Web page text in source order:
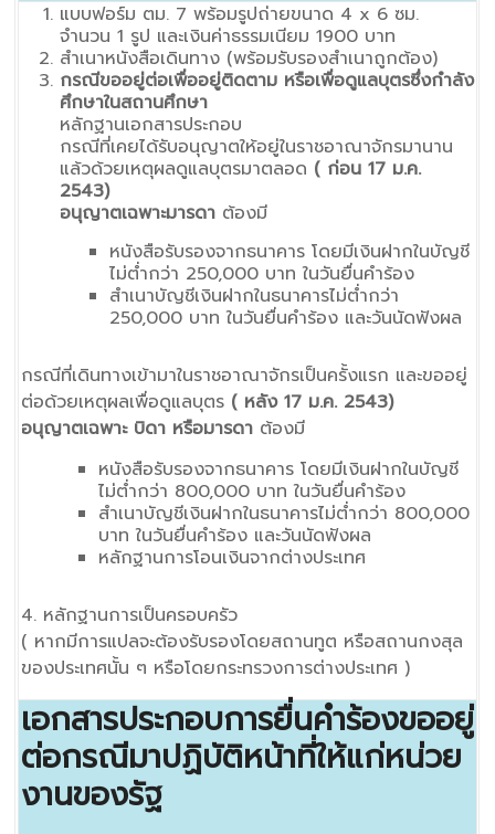
แบบฟอร์ม ตม. 7 พร้อมรูปถ่ายขนาด 4 x 6 ซม.
จำนวน 1 รูป และเงินค่าธรรมเนียม 1900 บาท
สำเนาหนังสือเดินทาง (พร้อมรับรองสำเนาถูกต้อง)
กรณีขออยู่ต่อเพื่ออยู่ติดตาม หรือเพื่อดูแลบุตรซึ่งกำลัง
ศึกษาในสถานศึกษา
หลักฐานเอกสารประกอบ
กรณีที่เคยได้รับอนุญาตให้อยู่ในราชอาณาจักรมานาน
แล้วด้วยเหตุผลดูแลบุตรมาตลอด ( ก่อน 17 ม.ค.
2543)
อนุญาตเฉพาะมารดา ต้องมี
หนังสือรับรองจากธนาคาร โดยมีเงินฝากในบัญชี
ไม่ต่ำกว่า 250,000 บาท ในวันยื่นคำร้อง
สำเนาบัญชีเงินฝากในธนาคารไม่ต่ำกว่า
250,000 บาท ในวันยื่นคำร้อง และวันนัดฟังผล
กรณีที่เดินทางเข้ามาในราชอาณาจักรเป็นครั้งแรก และขออยู่
ต่อด้วยเหตุผลเพื่อดูแลบุตร ( หลัง 17 ม.ค. 2543)
อนุญาตเฉพาะ บิดา หรือมารดา ต้องมี
หนังสือรับรองจากธนาคาร โดยมีเงินฝากในบัญชี
ไม่ต่ำกว่า 800,000 บาท ในวันยื่นคำร้อง
สำเนาบัญชีเงินฝากในธนาคารไม่ต่ำกว่า 800,000
บาท ในวันยื่นคำร้อง และวันนัดฟังผล
หลักฐานการโอนเงินจากต่างประเทศ
4. หลักฐานการเป็นครอบครัว
( หากมีการแปลจะต้องรับรองโดยสถานทูต หรือสถานกงสุล
ของประเทศนั้น ๆ หรือโดยกระทรวงการต่างประเทศ )
เอกสารประกอบการยื่นคำร้องขออยู่
ต่อกรณีมาปฏิบัติหน้าที่ให้แก่หน่วย
งานของรัฐ